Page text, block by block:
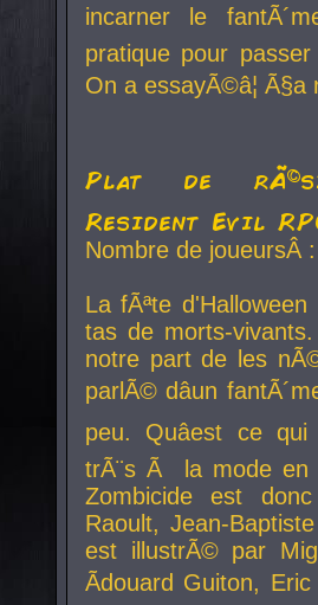
incarner le
pratique pour
On a essayÃ©â¦
Plat de
Resident Evil
Nombre de
La fÃªte
tas de morts-
notre part de les
parlÃ© dâun
peu. Quâest ce
trÃ¨s Ã la mode en
Zombicide est
Raoult, Jean-
est illustrÃ© par
Ãdouard Guiton,